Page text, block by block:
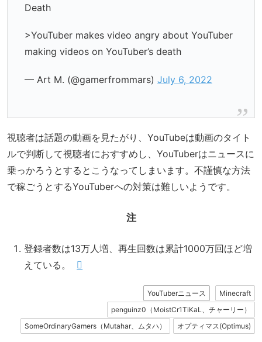
Death
>YouTuber makes video angry about YouTuber
making videos on YouTuber’s death
— Art M. (@gamerfrommars) July 6, 2022
視聴者は話題の動画を見たがり、YouTubeは動画のタイト
ルで判断して視聴者におすすめし、YouTuberはニュースに
乗っかろうとするとこうなってしまいます。不謹慎な方法
で稼ごうとするYouTuberへの対策は難しいようです。
注
登録者数は13万人増、再生回数は累計1000万回ほど増
えている。
YouTuberニュース
Minecraft
penguinz0（MoistCr1TiKaL、チャーリー）
SomeOrdinaryGamers（Mutahar、ムタハ）
オプティマス(Optimus)